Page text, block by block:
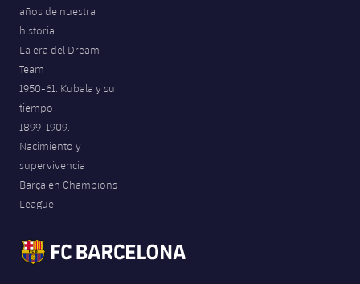
años de nuestra
historia
La era del Dream
Team
1950-61. Kubala y su
tiempo
1899-1909.
Nacimiento y
supervivencia
Barça en Champions
League